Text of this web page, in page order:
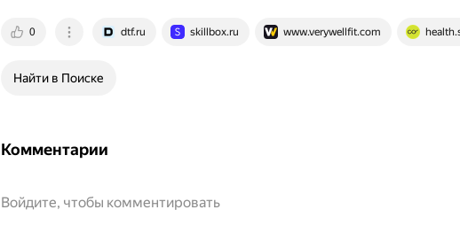
0 dtf.ru skillbox.ru www.verywellfit.com
Найти в Поиске
Комментарии
Войдите, чтобы комментировать